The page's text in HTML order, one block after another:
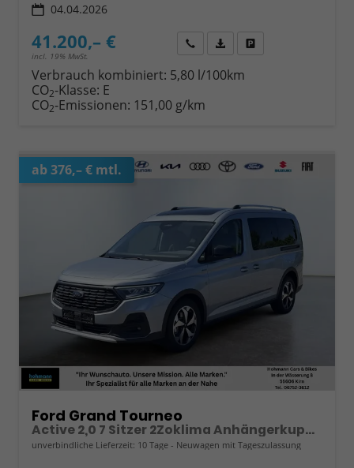
04.04.2026
41.200,– €
incl. 19% MwSt.
Wir rufen Sie anFahrzeugexposé (PDF)
Verbrauch kombiniert: 5,80 l/100km
CO2-Klasse: E
CO2-Emissionen: 151,00 g/km
ab 376,– € mtl.
Ford Grand Tourneo
Active 2,0 7 Sitzer 2Zoklima Anhängerkupplung Panoramadach AGR Sitze Sitzheizung Einparkhilfe Kamera 17 Zoll Leichtmetall ACC
unverbindliche Lieferzeit: 10 Tage Neuwagen mit Tageszulassung